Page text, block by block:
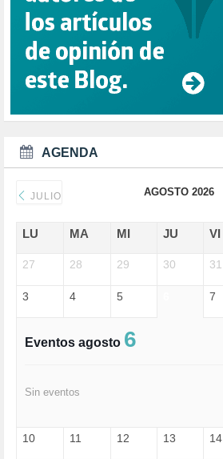
CORONAVIRUS (155)
CORRUPCIÓN (215)
CULTURA (704)
DANA (78)
DD.HH. (1)
DEMOCRACIA (1)
DEMOCRAIA (1)
DEPORTES (2)
DERECHOS SOCIALES (739)
DONALD TRUMP (81)
EDGAR MORIN (1)
EMIGRACIÓN (4)
ESPECULACIÓN (2)
FELICIDAD (1)
FRANCISCO (5)
GUERRA (133)
AGENDA
JULIO AGOSTO 2026
LU MA MI JU VI
27 28 29 30 31
3 4 5 7
Eventos agosto 6
Sin eventos
10 11 12 13 14